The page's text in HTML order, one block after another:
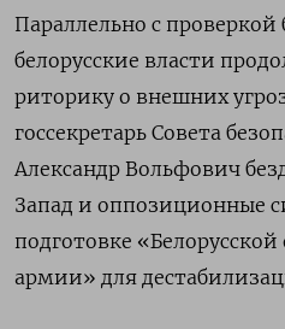
Параллельно с проверкой
белорусские власти
риторику о внешних
госсекретарь Совета
Александр Вольфович
Запад и оппозиционные
подготовке
армии» для